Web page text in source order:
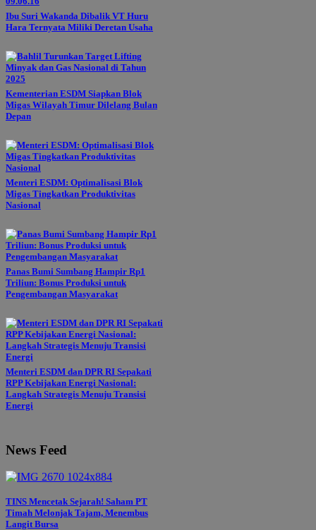
Ibu Suri Wakanda Dibalik VT Huru
Hara Ternyata Miliki Deretan Usaha
Kementerian ESDM Siapkan Blok
Migas Wilayah Timur Dilelang Bulan
Depan
Menteri ESDM: Optimalisasi Blok
Migas Tingkatkan Produktivitas
Nasional
Panas Bumi Sumbang Hampir Rp1
Triliun: Bonus Produksi untuk
Pengembangan Masyarakat
Menteri ESDM dan DPR RI Sepakati
RPP Kebijakan Energi Nasional:
Langkah Strategis Menuju Transisi
Energi
News Feed
TINS Mencetak Sejarah! Saham PT
Timah Melonjak Tajam, Menembus
Langit Bursa